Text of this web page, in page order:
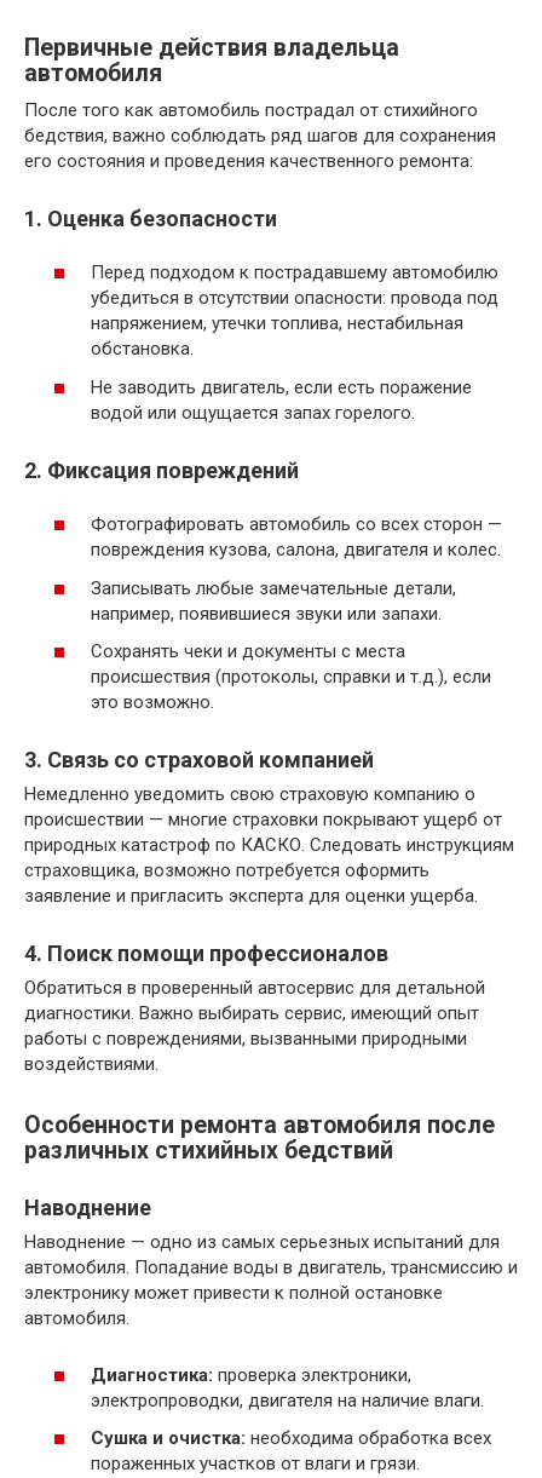
Первичные действия владельца
автомобиля
После того как автомобиль пострадал от стихийного
бедствия, важно соблюдать ряд шагов для сохранения
его состояния и проведения качественного ремонта:
1. Оценка безопасности
Перед подходом к пострадавшему автомобилю
убедиться в отсутствии опасности: провода под
напряжением, утечки топлива, нестабильная
обстановка.
Не заводить двигатель, если есть поражение
водой или ощущается запах горелого.
2. Фиксация повреждений
Фотографировать автомобиль со всех сторон —
повреждения кузова, салона, двигателя и колес.
Записывать любые замечательные детали,
например, появившиеся звуки или запахи.
Сохранять чеки и документы с места
происшествия (протоколы, справки и т.д.), если
это возможно.
3. Связь со страховой компанией
Немедленно уведомить свою страховую компанию о
происшествии — многие страховки покрывают ущерб от
природных катастроф по КАСКО. Следовать инструкциям
страховщика, возможно потребуется оформить
заявление и пригласить эксперта для оценки ущерба.
4. Поиск помощи профессионалов
Обратиться в проверенный автосервис для детальной
диагностики. Важно выбирать сервис, имеющий опыт
работы с повреждениями, вызванными природными
воздействиями.
Особенности ремонта автомобиля после
различных стихийных бедствий
Наводнение
Наводнение — одно из самых серьезных испытаний для
автомобиля. Попадание воды в двигатель, трансмиссию и
электронику может привести к полной остановке
автомобиля.
Диагностика: проверка электроники,
электропроводки, двигателя на наличие влаги.
Сушка и очистка: необходима обработка всех
пораженных участков от влаги и грязи.